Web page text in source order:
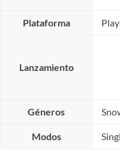
Plataforma
Lanzamiento
Géneros
Modos